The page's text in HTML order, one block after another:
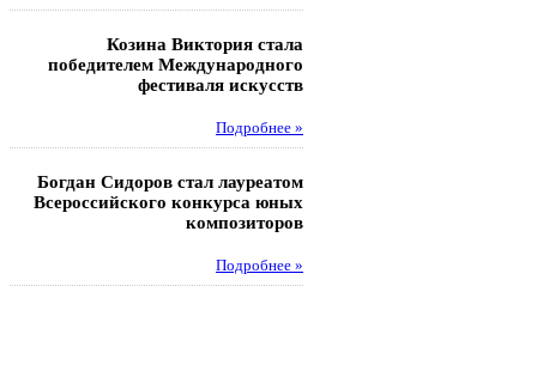
Козина Виктория стала
победителем Международного
фестиваля искусств
Подробнее »
Богдан Сидоров стал лауреатом
Всероссийского конкурса юных
композиторов
Подробнее »